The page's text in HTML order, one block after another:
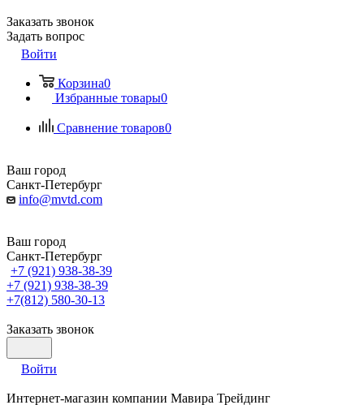
Заказать звонок
Задать вопрос
Войти
Корзина0
Избранные товары0
Сравнение товаров0
Ваш город
Санкт-Петербург
info@mvtd.com
Ваш город
Санкт-Петербург
+7 (921) 938-38-39
+7 (921) 938-38-39
+7(812) 580-30-13
Заказать звонок
Войти
Интернет-магазин компании Мавира Трейдинг